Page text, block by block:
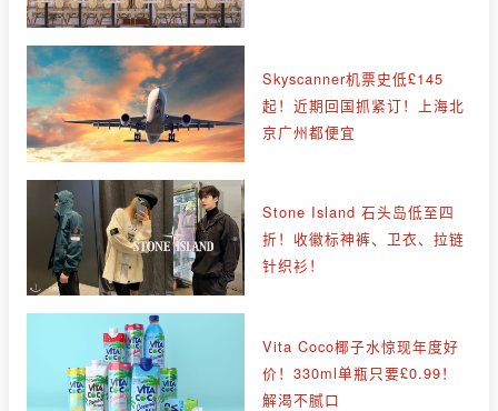
Skyscanner机票史低£145
起！近期回国抓紧订！上海北
京广州都便宜
Stone Island 石头岛低至四
折！收徽标神裤、卫衣、拉链
针织衫！
Vita Coco椰子水惊现年度好
价！330ml单瓶只要£0.99！
解渴不腻口